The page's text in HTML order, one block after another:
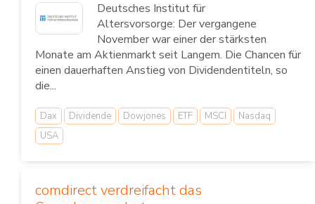
Deutsches Institut für
Altersvorsorge: Der vergangene
November war einer der stärksten
Monate am Aktienmarkt seit Langem. Die Chancen für
einen dauerhaften Anstieg von Dividendentiteln, so
die...
Dax Dividende Dowjones ETF MSCI
Nasdaq
USA
comdirect verdreifacht das